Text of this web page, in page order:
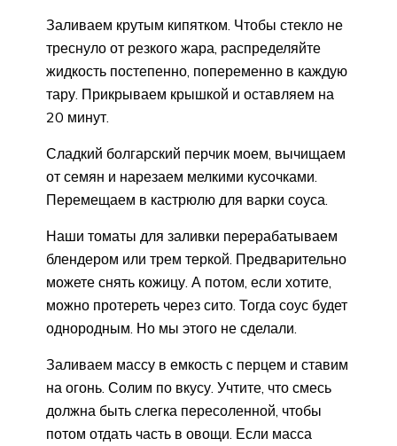
Заливаем крутым кипятком. Чтобы стекло не
треснуло от резкого жара, распределяйте
жидкость постепенно, попеременно в каждую
тару. Прикрываем крышкой и оставляем на
20 минут.
Сладкий болгарский перчик моем, вычищаем
от семян и нарезаем мелкими кусочками.
Перемещаем в кастрюлю для варки соуса.
Наши томаты для заливки перерабатываем
блендером или трем теркой. Предварительно
можете снять кожицу. А потом, если хотите,
можно протереть через сито. Тогда соус будет
однородным. Но мы этого не сделали.
Заливаем массу в емкость с перцем и ставим
на огонь. Солим по вкусу. Учтите, что смесь
должна быть слегка пересоленной, чтобы
потом отдать часть в овощи. Если масса